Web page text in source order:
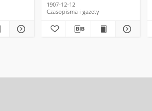
1907-12-12
Czasopisma i gazety